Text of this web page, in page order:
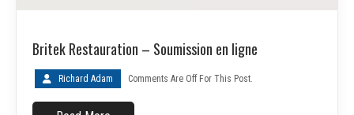
Britek Restauration – Soumission en ligne
Richard Adam Comments Are Off For This Post.